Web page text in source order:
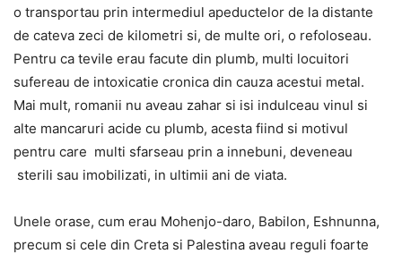
o transportau prin intermediul apeductelor de la distante
de cateva zeci de kilometri si, de multe ori, o refoloseau.
Pentru ca tevile erau facute din plumb, multi locuitori
sufereau de intoxicatie cronica din cauza acestui metal.
Mai mult, romanii nu aveau zahar si isi indulceau vinul si
alte mancaruri acide cu plumb, acesta fiind si motivul
pentru care multi sfarseau prin a innebuni, deveneau
sterili sau imobilizati, in ultimii ani de viata.
Unele orase, cum erau Mohenjo-daro, Babilon, Eshnunna,
precum si cele din Creta si Palestina aveau reguli foarte